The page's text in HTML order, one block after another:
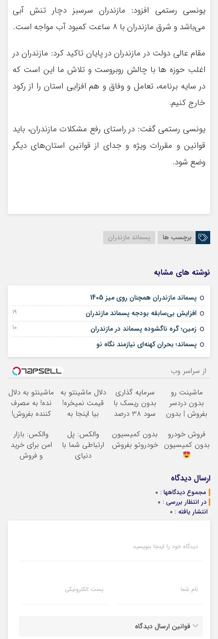
یونسی رستمی افزود: مازندران سرسبز دچار تنش آبی
می‌باشد و شرق مازندران با ۸ ساعت کمبود آب مواجه است.
مقام عالی دولت در مازندران در پایان تاکید کرد: مازندران در
اغلب حوزه ها با چالش روبروست و تلاش ما این است که
در سایه برنامه، تعامل و وفاق و هم افزایی استان را از رکود
خارج کنیم.
یونسی رستمی گفت: در راستای رفع مشکلات مازندران، باید
قوانین و مقررات ویژه و جدای از قوانین استان‌های دیگر
وضع شود.
برچسب ها پسماند مازندران
نوشته های مشابه
پسماند مازندران همچنان روی میز 1405
افزایش بی‌سابقه بودجه پسماند مازندران 19 آگوست 2025
زمین؛ گره ناگشوده پسماند در مازندران 10 آگوست 2025
پسماند؛ بحران کهنه‌ای نیازمند نگاه نو
از سراسر وب
ماشینت رو
بدون دردسر
بفروش | بدون
سرمایه گذاری
بدون ریسک با
سود 38 درصد
دلال ماشینتو به
قیمت نمیخره!
بیا اینجا به
بفروش*فقط
خریدار واقعی*
ماشینتو به دلال
نده! به مصرف
کننده بفروش!
یک تماس
فروش خودرو
بدون کمیسیون
بدون کمیسیون
خودروتو بفروش
والکس: پل
ارتباطی شما با
دنیای
والکس: بازار
امن برای خرید
و فروش
ارسال دیدگاه
مجموع دیدگاهها : 0
در انتظار بررسی : 0
انتشار یافته : 0
دیدگاه خود را اینجا بنویسید
نام شما پست الکترونیکی
قوانین ارسال دیدگاه